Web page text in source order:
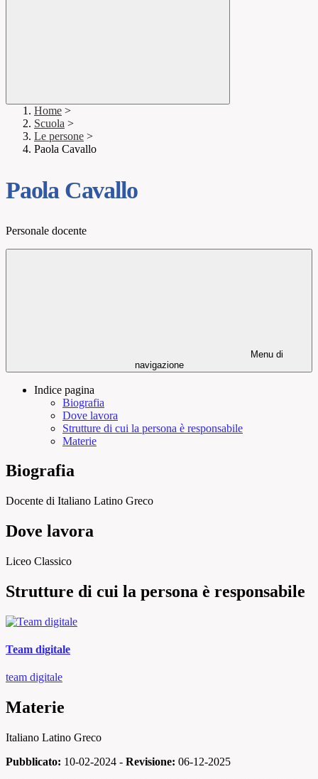
Home >
Scuola >
Le persone >
Paola Cavallo
Paola Cavallo
Personale docente
Menu di
navigazione
Indice pagina
Biografia
Dove lavora
Strutture di cui la persona è responsabile
Materie
Biografia
Docente di Italiano Latino Greco
Dove lavora
Liceo Classico
Strutture di cui la persona è responsabile
Team digitale
team digitale
Materie
Italiano Latino Greco
Pubblicato: 10-02-2024 - Revisione: 06-12-2025